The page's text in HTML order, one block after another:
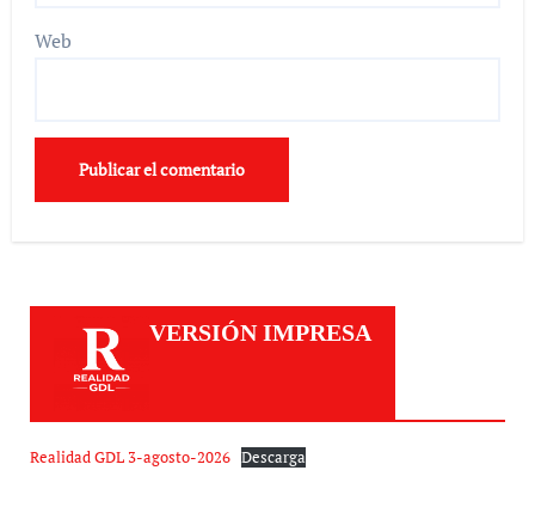
Web
VERSIÓN IMPRESA
Realidad GDL 3-agosto-2026 Descarga